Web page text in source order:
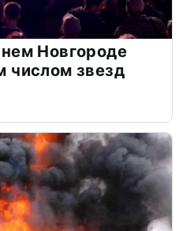
Новгороде
числом звезд